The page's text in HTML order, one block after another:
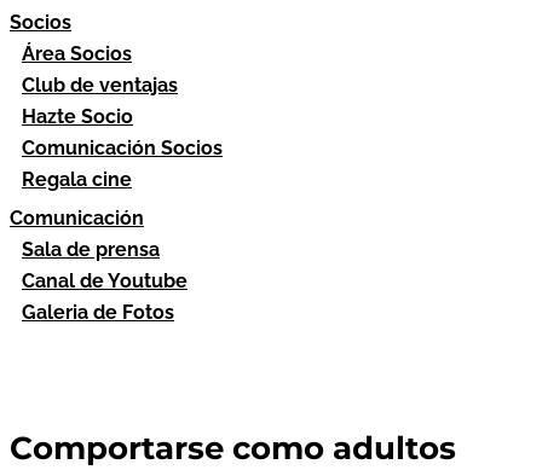
Socios
Área Socios
Club de ventajas
Hazte Socio
Comunicación Socios
Regala cine
Comunicación
Sala de prensa
Canal de Youtube
Galeria de Fotos
Comportarse como adultos